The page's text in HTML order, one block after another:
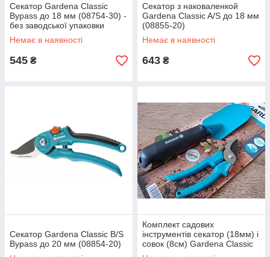
Секатор Gardena Classic
Bypass до 18 мм (08754-30) -
без заводської упаковки
Немає в наявності
545 ₴
Секатор з наковаленкой
Gardena Classic A/S до 18 мм
(08855-20)
Немає в наявності
643 ₴
Секатор Gardena Classic B/S
Bypass до 20 мм (08854-20)
Комплект садових
інструментів секатор (18мм) і
совок (8см) Gardena Classic
(12201-20)